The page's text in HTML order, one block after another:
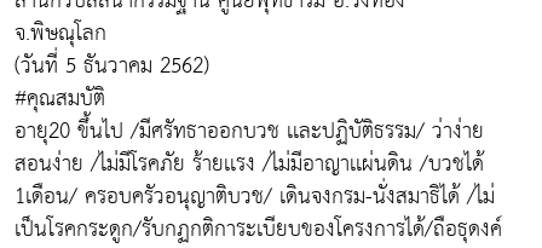
จ.พิษณุโลก
(วันที่ 5 ธันวาคม 2562)
#คุณสมบัติ
อายุ20 ขึ้นไป /มีศรัทธาออกบวช เเละปฏิบัติธรรม/ ว่าง่าย
สอนง่าย /ไม่มีโรคภัย ร้ายเเรง /ไม่มีอาญาเเผ่นดิน /บวชได้
1เดือน/ ครอบครัวอนุญาติบวช/ เดินจงกรม-นั่งสมาธิได้ /ไม่
เป็นโรคกระดูก/รับกฏกติการะเบียบของโครงการได้/ถือธุดงค์